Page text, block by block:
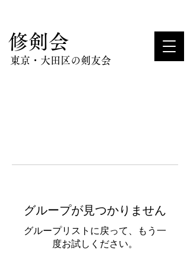
​修剣会
東京・大田区の剣友会
グループが見つかりません
グループリストに戻って、もう一
度お試しください。